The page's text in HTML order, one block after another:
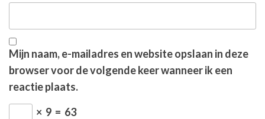
Mijn naam, e-mailadres en website opslaan in deze
browser voor de volgende keer wanneer ik een
reactie plaats.
× 9 = 63